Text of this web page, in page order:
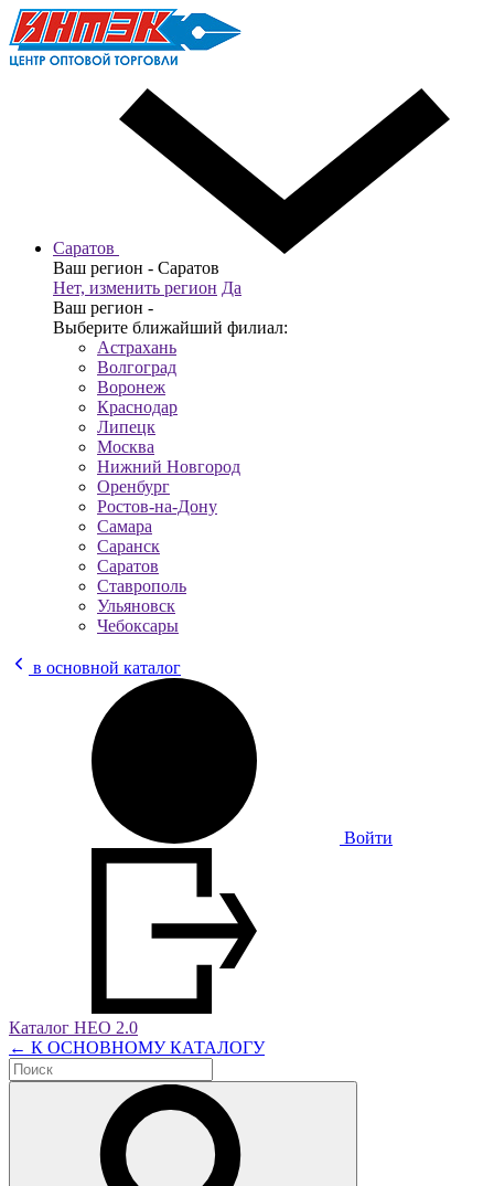
Саратов
Ваш регион - Саратов
Нет, изменить регион Да
Ваш регион -
Выберите ближайший филиал:
Астрахань
Волгоград
Воронеж
Краснодар
Липецк
Москва
Нижний Новгород
Оренбург
Ростов-на-Дону
Самара
Саранск
Саратов
Ставрополь
Ульяновск
Чебоксары
в основной каталог
Войти
Каталог НЕО 2.0
← К ОСНОВНОМУ КАТАЛОГУ